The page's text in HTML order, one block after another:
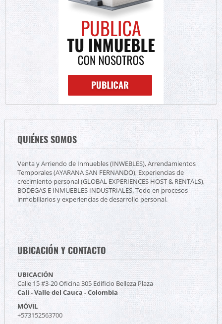
QUIÉNES SOMOS
Venta y Arriendo de Inmuebles (INWEBLES), Arrendamientos
Temporales (AYARANA SAN FERNANDO), Experiencias de
crecimiento personal (GLOBAL EXPERIENCES HOST & RENTALS),
BODEGAS E INMUEBLES INDUSTRIALES. Todo en procesos
inmobiliarios y experiencias de desarrollo personal.
UBICACIÓN Y CONTACTO
UBICACIÓN
Calle 15 #3-20 Oficina 305 Edificio Belleza Plaza
Cali - Valle del Cauca - Colombia
MÓVIL
+573152563700